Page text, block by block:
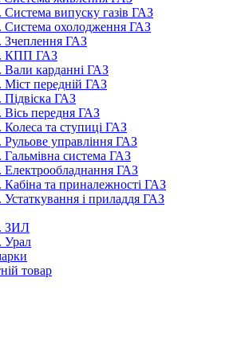
Система випуску газів ГАЗ
Система охолодження ГАЗ
Зчеплення ГАЗ
КПП ГАЗ
Вали карданні ГАЗ
Міст передній ГАЗ
Підвіска ГАЗ
Вісь передня ГАЗ
Колеса та ступиці ГАЗ
Рульове управління ГАЗ
Гальмівна система ГАЗ
Електрообладнання ГАЗ
Кабіна та приналежності ГАЗ
Устаткування і приладдя ГАЗ
ЗИЛ
Урал
товар